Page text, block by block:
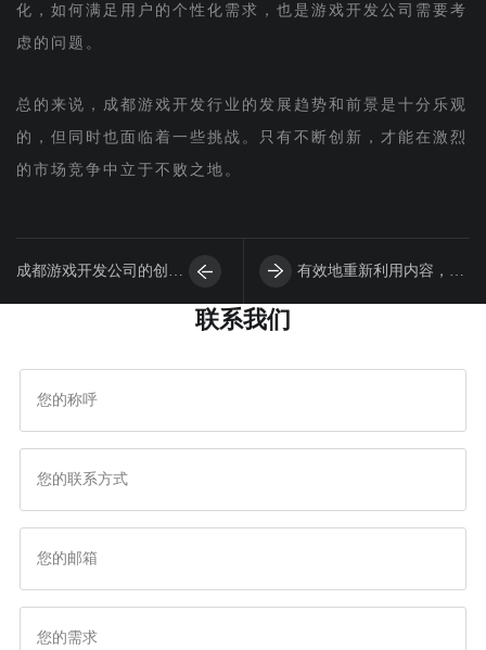
化，如何满足用户的个性化需求，也是游戏开发公司需要考
虑的问题。
总的来说，成都游戏开发行业的发展趋势和前景是十分乐观
的，但同时也面临着一些挑战。只有不断创新，才能在激烈
的市场竞争中立于不败之地。
成都游戏开发公司的创意
具吸引力
有效地重新利用内容，创
联系我们